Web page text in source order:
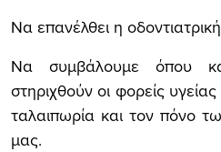
Να επανέλθει η
Να συμβάλουμε όπου
στηριχθούν οι φορείς
ταλαιπωρία και τον πόνο
μας.